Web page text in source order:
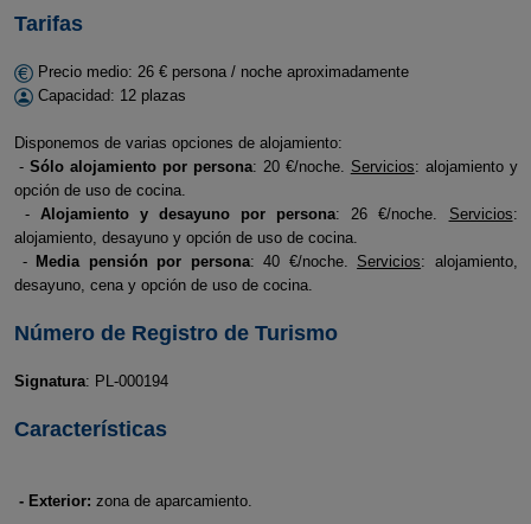
Tarifas
Precio medio: 26 € persona / noche aproximadamente
Capacidad: 12 plazas
Disponemos de varias opciones de alojamiento:
-Sólo alojamiento por persona: 20 €/noche. Servicios: alojamiento y
opción de uso de cocina.
- Alojamiento y desayuno por persona: 26 €/noche. Servicios:
alojamiento, desayuno y opción de uso de cocina.
- Media pensión por persona: 40 €/noche. Servicios: alojamiento,
desayuno, cena y opción de uso de cocina.
Número de Registro de Turismo
Signatura: PL-000194
Características
- Exterior: zona de aparcamiento.